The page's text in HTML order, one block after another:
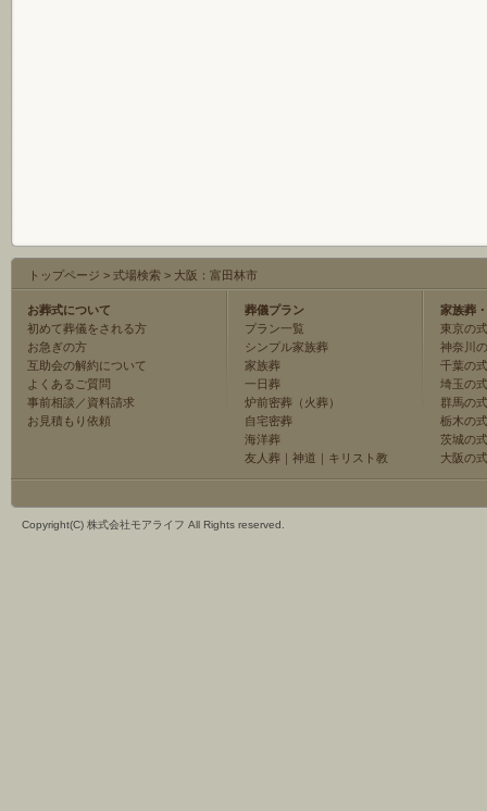
トップページ > 式場検索 > 大阪：富田林市
お葬式について
初めて葬儀をされる方
お急ぎの方
互助会の解約について
よくあるご質問
事前相談／資料請求
お見積もり依頼
葬儀プラン
プラン一覧
シンプル家族葬
家族葬
一日葬
炉前密葬（火葬）
自宅密葬
海洋葬
友人葬 ｜ 神道 ｜ キリスト教
家族葬
東京の
神奈川
千葉の
埼玉の
群馬の
栃木の
茨城の
大阪の
Copyright(C) 株式会社モアライフ All Rights reserved.